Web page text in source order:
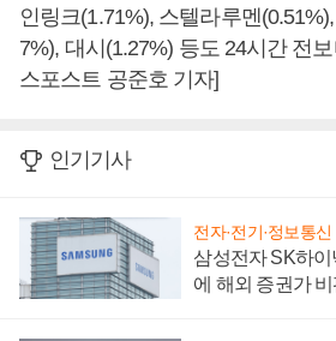
인링크(1.71%), 스텔라루멘
7%), 대시(1.27%) 등도 24시간 전
스포스트 공준호 기자]
인기기사
전자·전기·정보통신
삼성전자 SK하
에 해외 증권가